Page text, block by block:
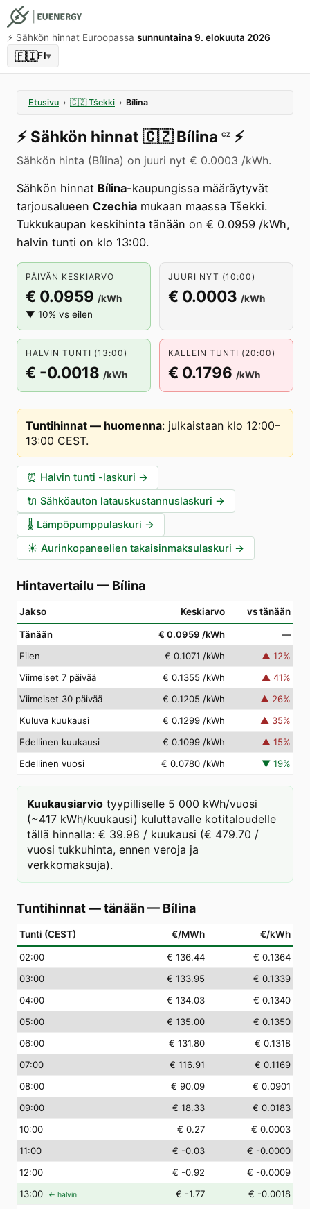
⚡️ Sähkön hinnat Euroopassa sunnuntaina 9. elokuuta 2026
🇫🇮FI▾
Etusivu › 🇨🇿 Tšekki › Bílina
⚡️ Sähkön hinnat 🇨🇿 Bílina CZ ⚡️
Sähkön hinta (Bílina) on juuri nyt € 0.0003 /kWh.
Sähkön hinnat Bílina-kaupungissa määräytyvät
tarjousalueen Czechia mukaan maassa Tšekki.
Tukkukaupan keskihinta tänään on € 0.0959 /kWh,
halvin tunti on klo 13:00.
PÄIVÄN KESKIARVO
€ 0.0959 /kWh
▼ 10% vs eilen
JUURI NYT (10:00)
€ 0.0003 /kWh
HALVIN TUNTI (13:00)
€ -0.0018 /kWh
KALLEIN TUNTI (20:00)
€ 0.1796 /kWh
Tuntihinnat — huomenna: julkaistaan klo 12:00–
13:00 CEST.
⏰ Halvin tunti -laskuri →
🔌 Sähköauton latauskustannuslaskuri →
🌡️ Lämpöpumppulaskuri →
☀️ Aurinkopaneelien takaisinmaksulaskuri →
Hintavertailu — Bílina
Jakso Keskiarvo vs tänään
Tänään € 0.0959 /kWh
—
Eilen
€ 0.1071 /kWh ▲ 12%
Viimeiset 7 päivää
€ 0.1355 /kWh ▲ 41%
Viimeiset 30 päivää
€ 0.1205 /kWh ▲ 26%
Kuluva kuukausi
€ 0.1299 /kWh ▲ 35%
Edellinen kuukausi
€ 0.1099 /kWh ▲ 15%
Edellinen vuosi
€ 0.0780 /kWh ▼ 19%
Kuukausiarvio tyypilliselle 5 000 kWh/vuosi
(~417 kWh/kuukausi) kuluttavalle kotitaloudelle
tällä hinnalla: € 39.98 / kuukausi (€ 479.70 /
vuosi tukkuhinta, ennen veroja ja
verkkomaksuja).
Tuntihinnat — tänään — Bílina
Tunti (CEST) €/MWh €/kWh
02:00 € 136.44
€ 0.1364
03:00 € 133.95
€ 0.1339
04:00 € 134.03
€ 0.1340
05:00 € 135.00
€ 0.1350
06:00 € 131.80
€ 0.1318
07:00 € 116.91
€ 0.1169
08:00 € 90.09
€ 0.0901
09:00 € 18.33
€ 0.0183
10:00 € 0.27
€ 0.0003
11:00 € -0.03
€ -0.0000
12:00 € -0.92
€ -0.0009
13:00 ← halvin € -1.77
€ -0.0018